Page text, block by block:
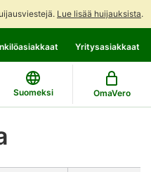
Lue lisää huijauksista.
hakuun
Yritysasiakkaat
Suomeksi OmaVero